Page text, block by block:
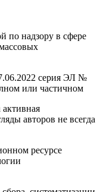
по надзору в сфере
серия ЭЛ №
или частичном
авторов не всегда
ресурсе